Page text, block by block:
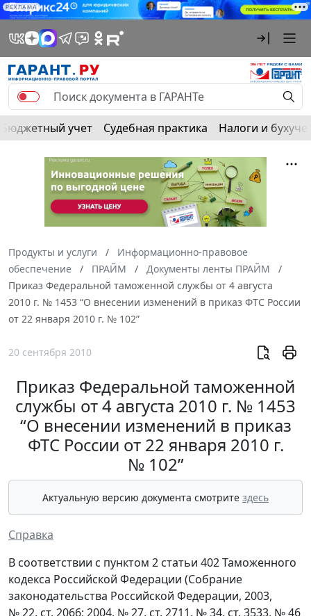
РЕКЛАМА
Бюджетный учет Судебная практика Налоги и
Продукты и услуги
Информационно-правовое
обеспечение
ПРАЙМ
Документы ленты ПРАЙМ
Приказ Федеральной таможенной службы от 4 августа
2010 г. № 1453 “О внесении изменений в приказ ФТС России
от 22 января 2010 г. № 102”
20 сентября 2010
Приказ Федеральной таможенной
службы от 4 августа 2010 г. № 1453
“О внесении изменений в приказ
ФТС России от 22 января 2010 г.
№ 102”
Актуальную версию документа смотрите здесь
Справка
В соответствии с пунктом 2 статьи 402 Таможенного
кодекса Российской Федерации (Собрание
законодательства Российской Федерации, 2003,
№ 22, ст. 2066; 2004, № 27, ст. 2711, № 34, ст. 3533, № 46